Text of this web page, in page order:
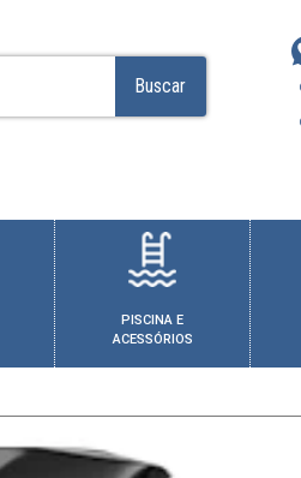
Buscar
PISCINA E
ACESSÓRIOS